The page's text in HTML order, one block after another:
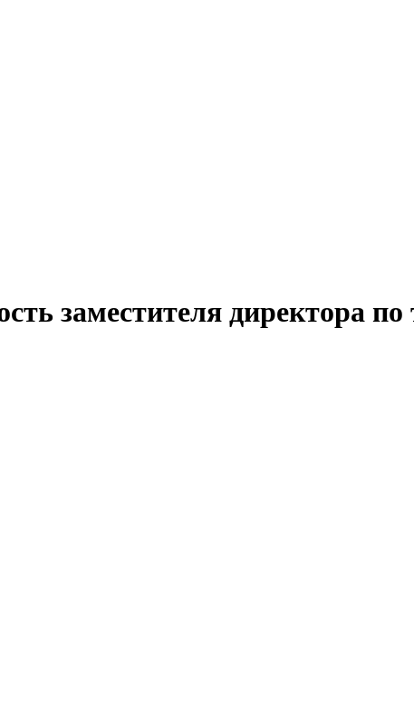
заместителя директора